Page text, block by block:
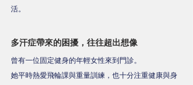
活。
多汗症帶來的困擾，往往超出想像
曾有一位固定健身的年輕女性來到門診。
她平時熱愛飛輪課與重量訓練，也十分注重健康與身